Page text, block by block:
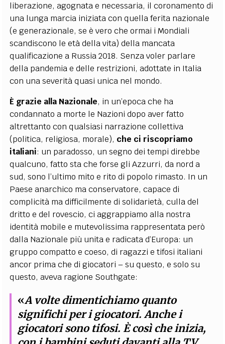
liberazione, agognata e necessaria, il coronamento di
una lunga marcia iniziata con quella ferita nazionale
(e generazionale, se è vero che ormai i Mondiali
scandiscono le età della vita) della mancata
qualificazione a Russia 2018. Senza voler parlare
della pandemia e delle restrizioni, adottate in Italia
con una severità quasi unica nel mondo.
È grazie alla Nazionale, in un’epoca che ha
condannato a morte le Nazioni dopo aver fatto
altrettanto con qualsiasi narrazione collettiva
(politica, religiosa, morale), che ci riscopriamo
italiani: un paradosso, un segno dei tempi direbbe
qualcuno, fatto sta che forse gli Azzurri, da nord a
sud, sono l’ultimo mito e rito di popolo rimasto. In un
Paese anarchico ma conservatore, capace di
complicità ma difficilmente di solidarietà, culla del
dritto e del rovescio, ci aggrappiamo alla nostra
identità mobile e mutevolissima rappresentata però
dalla Nazionale più unita e radicata d’Europa: un
gruppo compatto e coeso, di ragazzi e tifosi italiani
ancor prima che di giocatori – su questo, e solo su
questo, aveva ragione Southgate:
«A volte dimentichiamo quanto
significhi per i giocatori.Anche i
giocatori sono tifosi. È così che inizia,